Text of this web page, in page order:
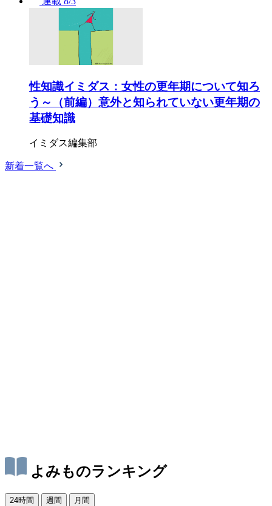
性知識イミダス：女性の更年期について知ろ
う～（前編）意外と知られていない更年期の
基礎知識
イミダス編集部
新着一覧へ
よみものランキング
24時間 週間 月間